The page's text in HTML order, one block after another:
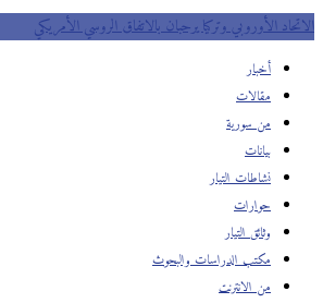
الاتحاد الأوروبي وتركيا يرحبان بالاتفاق الروسي الأمريكي
أخبار
مقالات
من سورية
بيانات
نشاطات التيار
حوارات
وثائق التيار
مكتب الدراسات والبحوث
من الانترنت